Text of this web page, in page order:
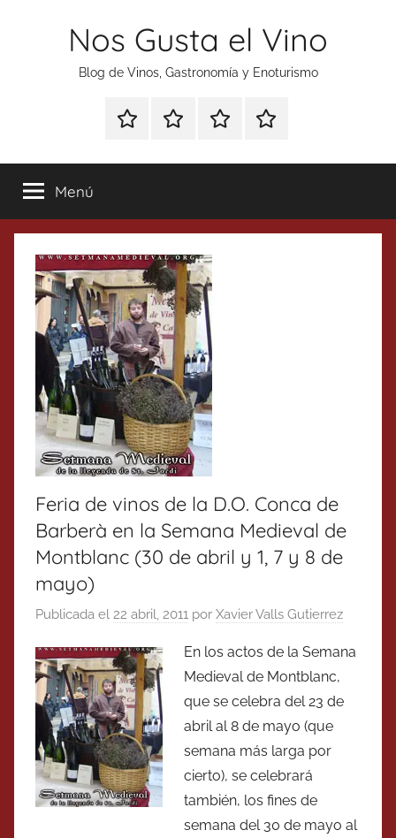
Nos Gusta el Vino
Blog de Vinos, Gastronomía y Enoturismo
Especial
Tonics
Enoturismo
Gastronomía
RankingContacto
Menú
Feria de vinos de la D.O. Conca de
Barberà en la Semana Medieval de
Montblanc (30 de abril y 1, 7 y 8 de
mayo)
Publicada el 22 abril, 2011 por Xavier Valls Gutierrez
En los actos de la Semana
Medieval de Montblanc,
que se celebra del 23 de
abril al 8 de mayo (que
semana más larga por
cierto), se celebrará
también, los fines de
semana del 30 de mayo al